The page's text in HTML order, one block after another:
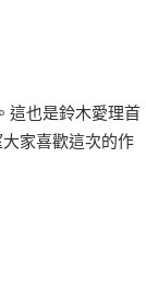
這也是鈴木愛理首
家喜歡這次的作